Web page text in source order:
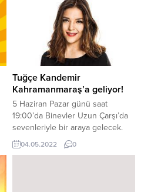
Fazıl Kısakürek Kültür
Merkezi’nde çocuklarla
Tuğçe Kandemir
Kahramanmaraş’a geliyor!
5 Haziran Pazar günü saat
19:00’da Binevler Uzun Çarşı’da
sevenleriyle bir araya gelecek.
04.05.2022 0